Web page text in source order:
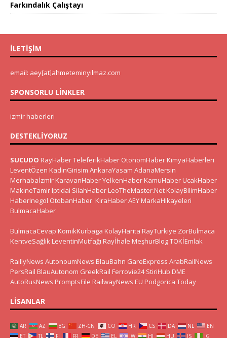
Farkındalık Çalıştayı
İLETIŞIM
email: aey[at]ahmeteminyilmaz.com
SPONSORLU LINKLER
izmir haberleri
DESTEKLIYORUZ
SUCUDO RayHaberTeleferikHaber OtonomHaber KimyaHaberleri
LeventÖzen KadinGirisim AnkaraYasam AdanaMersin
Merhabaİzmir KaravanHaberYelkenHaber KamuHaber UcakHaber
MakineTamir Iptidai SilahHaber LeoTheMaster.Net KolayBilimHaber
HaberInegol OtobanHaber KiraHaberAEY MarkaHikayeleri
BulmacaHaber
BulmacaCevap KomikKurbaga KolayHarita RayTurkiye ZorBulmaca
KentveSağlık LeventinMutfağı Rayİhale MeşhurBlogTOKİEmlak
RaillyNews AutonoumNews BlauBahn GareExpress ArabRailNews
PersRail BlauAutonom GreekRail Ferrovie24 StiriHub DME
AutoRusNews PromptsFile RailwayNews EU Podgorica Today
LISANLAR
AR AZ BG ZH-CN CO HR CS DA NL
EN
ET
TL FI FR DE EL IW HI HU IS IG